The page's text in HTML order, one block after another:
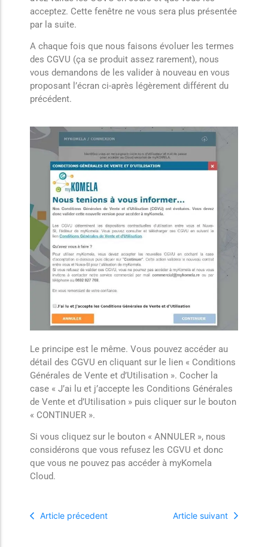
acceptez. Cette fenêtre ne vous sera plus présentée
par la suite.
A chaque fois que nous faisons évoluer les termes
des CGVU (ça se produit assez rarement), nous
vous demandons de les valider à nouveau en vous
proposant l’écran ci-après légèrement différent du
précédent.
Le principe est le même. Vous pouvez accéder au
détail des CGVU en cliquant sur le lien « Conditions
Générales de Vente et d’Utilisation ». Cocher la
case « J’ai lu et j’accepte les Conditions Générales
de Vente et d’Utilisation » puis cliquer sur le bouton
« CONTINUER ».
Si vous cliquez sur le bouton « ANNULER », nous
considérons que vous refusez les CGVU et donc
que vous ne pouvez pas accéder à myKomela
Cloud.
Article précedent Article suivant